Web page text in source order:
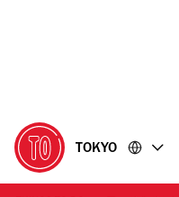
に
移
動
移
動
TOKYO